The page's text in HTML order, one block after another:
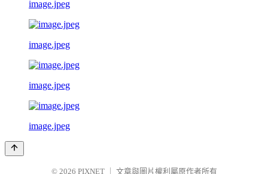
image.jpeg
image.jpeg
image.jpeg
image.jpeg
© 2026 PIXNET 文章與圖片權利屬原作者所有